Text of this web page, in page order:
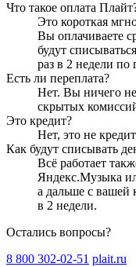
Что такое оплата
Это короткая
Вы оплачиваете
будут
раз в 2 недели по
Есть ли переплата?
Нет. Вы ничего
скрытых
Это кредит?
Нет, это не
Как будут списывать
Всё работает
Яндекс.Музыка
а дальше с вашей
в 2 недели.
Остались вопросы?
8 800 302-02-51 plait.ru